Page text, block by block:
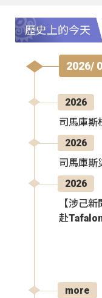
歷史上的今天
2026/
2026
司馬庫斯
2026
司馬庫斯
2026
【涉己
赴
more